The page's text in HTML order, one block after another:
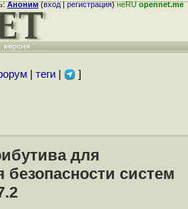
Аноним(вход|регистрация)неRUopennet.me
| теги| ]
для
безопасности систем